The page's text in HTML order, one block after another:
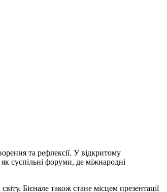
та рефлексії. У відкритому
суспільні форуми, де міжнародні
Бієнале також стане місцем презентації